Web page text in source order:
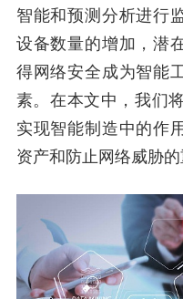
智能和预测分析进行
设备数量的增加，潜
得网络安全成为智能
素。在本文中，我们
实现智能制造中的作
资产和防止网络威胁的